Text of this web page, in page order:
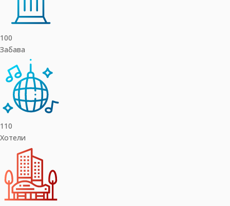
100
Забава
110
Хотели